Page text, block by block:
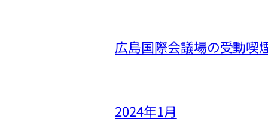
広島国際会議場の受動喫
2024年1月